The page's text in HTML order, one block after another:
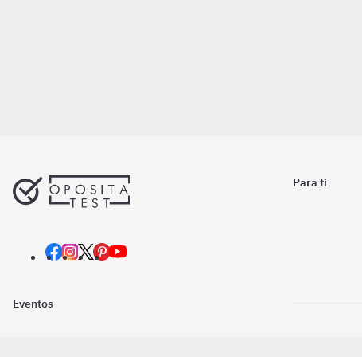
Para ti
Eventos